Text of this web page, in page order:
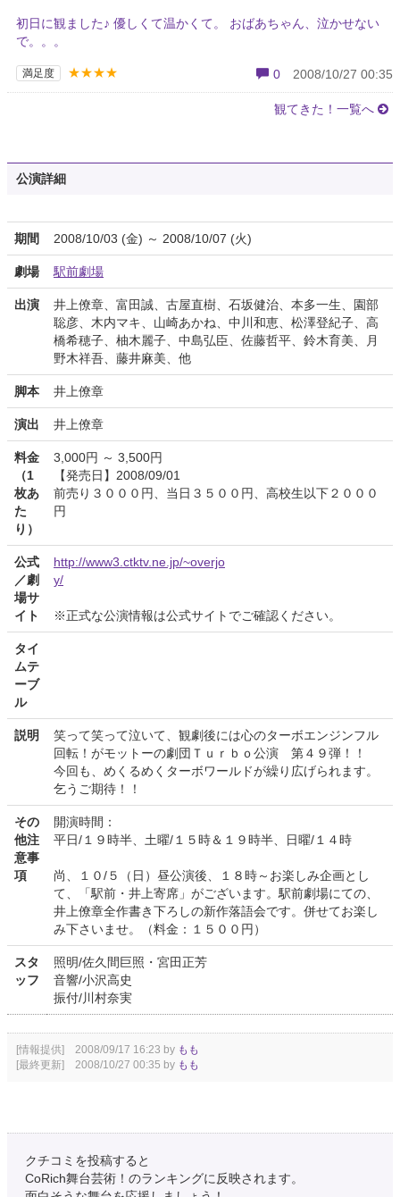
初日に観ました♪ 優しくて温かくて。 おばあちゃん、泣かせない
で。。。
満足度 ★★★★ 0 2008/10/27 00:35
観てきた！一覧へ
公演詳細
期間 2008/10/03 (金) ～ 2008/10/07 (火)
劇場 駅前劇場
出演
井上僚章、富田誠、古屋直樹、石坂健治、本多一生、園部
聡彦、木内マキ、山崎あかね、中川和恵、松澤登紀子、高
橋希穂子、柚木麗子、中島弘臣、佐藤哲平、鈴木育美、月
野木祥吾、藤井麻美、他
脚本 井上僚章
演出 井上僚章
料金
（1
枚あ
た
り）
3,000円 ～ 3,500円
【発売日】2008/09/01
前売り３０００円、当日３５００円、高校生以下２０００
円
公式
／劇
場サ
イト
http://www3.ctktv.ne.jp/~overjo
y/
※正式な公演情報は公式サイトでご確認ください。
タイ
ムテ
ーブ
ル
説明
笑って笑って泣いて、観劇後には心のターボエンジンフル
回転！がモットーの劇団Ｔｕｒｂｏ公演 第４９弾！！
今回も、めくるめくターボワールドが繰り広げられます。
乞うご期待！！
その
他注
意事
項
開演時間：
平日/１９時半、土曜/１５時＆１９時半、日曜/１４時
尚、１０/５（日）昼公演後、１８時～お楽しみ企画とし
て、「駅前・井上寄席」がございます。駅前劇場にての、
井上僚章全作書き下ろしの新作落語会です。併せてお楽し
み下さいませ。（料金：１５００円）
スタ
ッフ
照明/佐久間巨照・宮田正芳
音響/小沢高史
振付/川村奈実
[情報提供] 2008/09/17 16:23 by もも
[最終更新] 2008/10/27 00:35 by もも
クチコミを投稿すると
CoRich舞台芸術！のランキングに反映されます。